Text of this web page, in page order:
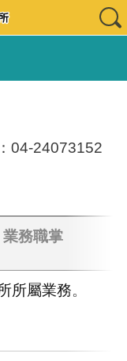
04-24073152
業務職掌
所屬業務。